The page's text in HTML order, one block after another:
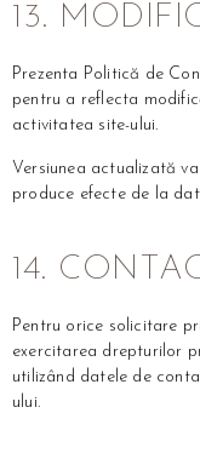
13.
Prezenta Politică de
pentru a reflecta
activitatea site-ului.
Versiunea actualizată
produce efecte de la
14.
Pentru orice solicitare
exercitarea drepturilor
utilizând datele de
ului.